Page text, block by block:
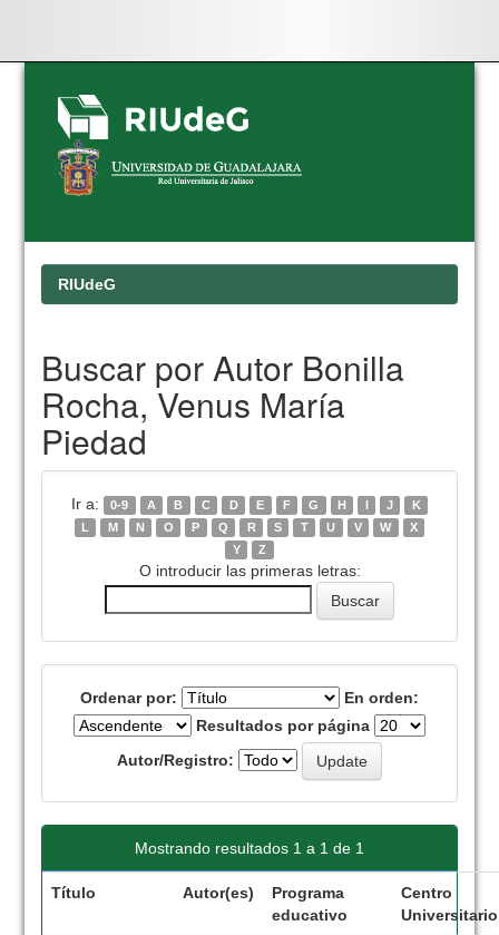
Skip
navigation
RIUdeG
Buscar por Autor Bonilla
Rocha, Venus María
Piedad
Ir a: 0-9 A B C D E F G H I J
K
L
M N O P Q R S T U V W
X
Y
Z
O introducir las primeras letras:
Ordenar por:
En orden:
Resultados por página
Autor/Registro:
Mostrando resultados 1 a 1 de 1
Título Autor(es)
Programa
educativo
Centro
Universitario